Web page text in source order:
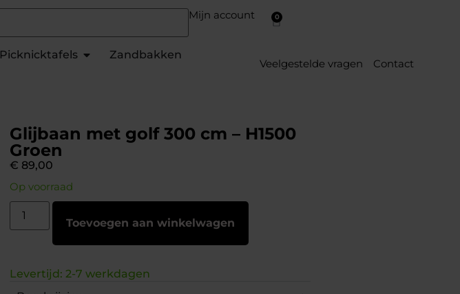
Mijn account 0
Picknicktafels
Zandbakken
Veelgestelde vragen Contact
Glijbaan met golf 300 cm – H1500
Groen
€ 89,00
Op voorraad
Toevoegen aan winkelwagen
Levertijd: 2-7 werkdagen